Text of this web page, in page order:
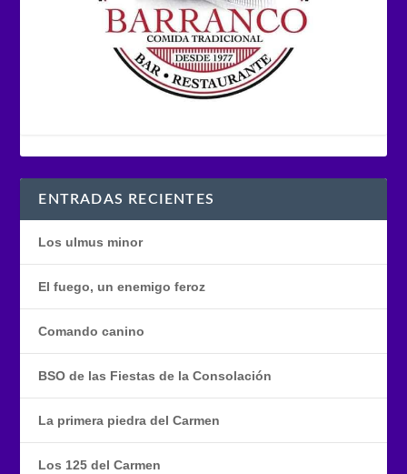
ENTRADAS RECIENTES
Los ulmus minor
El fuego, un enemigo feroz
Comando canino
BSO de las Fiestas de la Consolación
La primera piedra del Carmen
Los 125 del Carmen